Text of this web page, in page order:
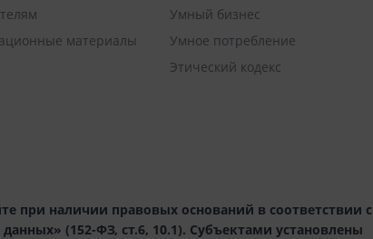
материалы
Умный бизнес
Умное потребление
Этический кодекс
при наличии правовых оснований в соответствии с
(152-ФЗ, ст.6, 10.1). Субъектами установлены